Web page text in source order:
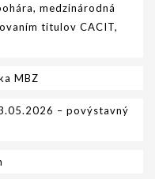
medzinárodná
titulov CACIT,
MBZ
– povýstavný